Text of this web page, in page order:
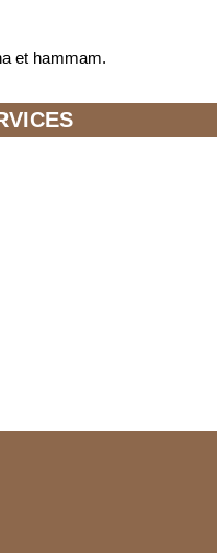
et hammam.